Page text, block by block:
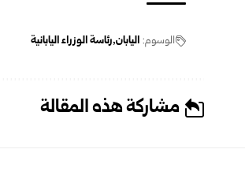
الوسوم: اليابان رئاسة الوزراء اليابانية
مشاركة هذه المقالة